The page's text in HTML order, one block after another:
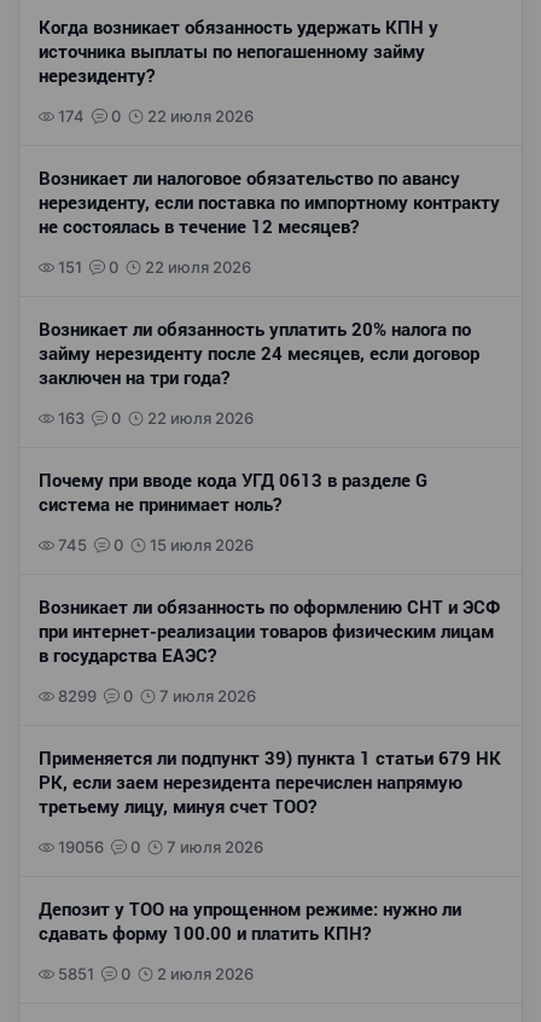
Когда возникает обязанность удержать КПН у
источника выплаты по непогашенному займу
нерезиденту?
174 0 22 июля 2026
Возникает ли налоговое обязательство по авансу
нерезиденту, если поставка по импортному контракту
не состоялась в течение 12 месяцев?
151 0 22 июля 2026
Возникает ли обязанность уплатить 20% налога по
займу нерезиденту после 24 месяцев, если договор
заключен на три года?
163 0 22 июля 2026
Почему при вводе кода УГД 0613 в разделе G
система не принимает ноль?
745 0 15 июля 2026
Возникает ли обязанность по оформлению СНТ и ЭСФ
при интернет-реализации товаров физическим лицам
в государства ЕАЭС?
8299 0 7 июля 2026
Применяется ли подпункт 39) пункта 1 статьи 679 НК
РК, если заем нерезидента перечислен напрямую
третьему лицу, минуя счет ТОО?
19056 0 7 июля 2026
Депозит у ТОО на упрощенном режиме: нужно ли
сдавать форму 100.00 и платить КПН?
5851 0 2 июля 2026